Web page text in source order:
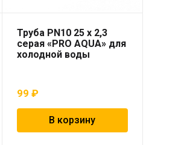
Труба PN10 25 x 2,3
серая «PRO AQUA» для
холодной воды
99₽
В корзину